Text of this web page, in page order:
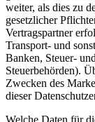
weiter, als dies zu
gesetzlicher
Vertragspartner
Transport- und
Banken, Steuer-
Steuerbehörden).
Zwecken des
dieser